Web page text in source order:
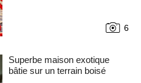
6
Superbe maison exotique
bâtie sur un terrain boisé